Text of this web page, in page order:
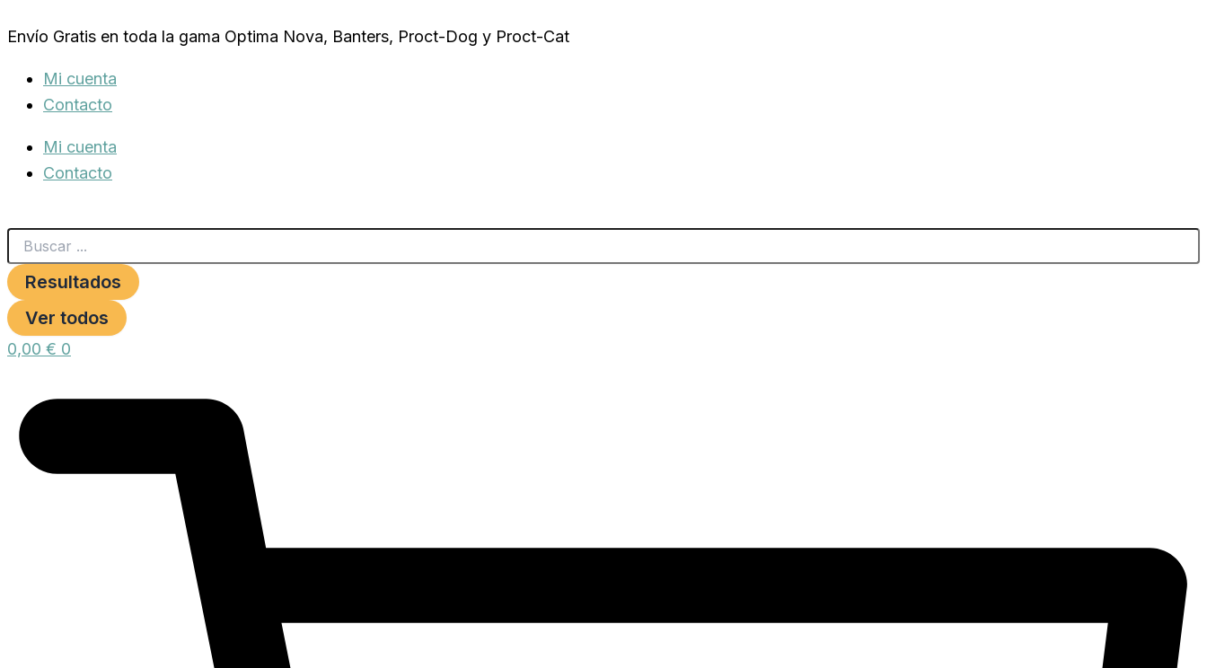
al
Envío Gratis en toda la gama Optima Nova, Banters, Proct-Dog y Proct-Cat
Mi cuenta
Contacto
Mi cuenta
Contacto
Resultados
Ver todos
0,00 € 0
CON
cantidad